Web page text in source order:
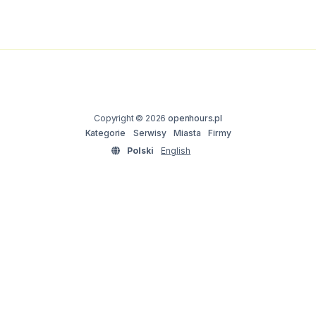
Copyright © 2026openhours.pl
Kategorie
Serwisy Miasta
Firmy
Polski
English